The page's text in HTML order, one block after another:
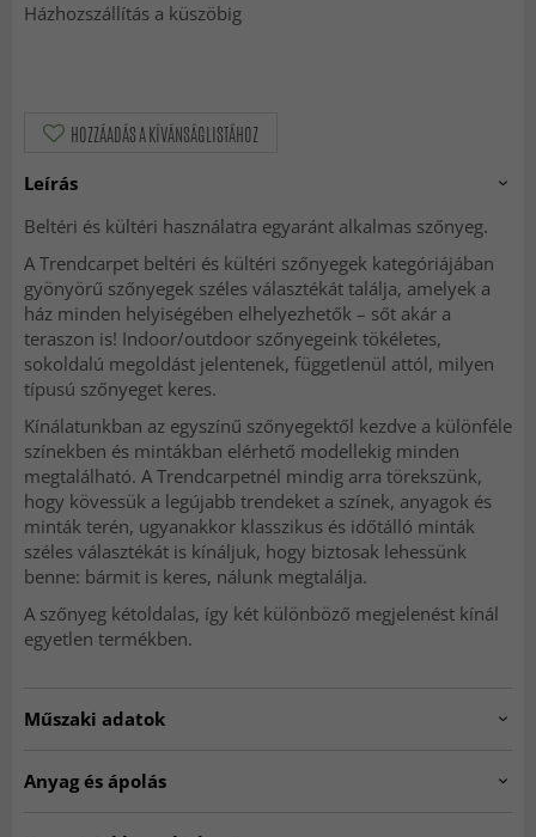
Házhozszállítás a küszöbig
HOZZÁADÁS A KÍVÁNSÁGLISTÁHOZ
Leírás
Beltéri és kültéri használatra egyaránt alkalmas szőnyeg.
A Trendcarpet beltéri és kültéri szőnyegek kategóriájában
gyönyörű szőnyegek széles választékát találja, amelyek a
ház minden helyiségében elhelyezhetők – sőt akár a
teraszon is! Indoor/outdoor szőnyegeink tökéletes,
sokoldalú megoldást jelentenek, függetlenül attól, milyen
típusú szőnyeget keres.
Kínálatunkban az egyszínű szőnyegektől kezdve a különféle
színekben és mintákban elérhető modellekig minden
megtalálható. A Trendcarpetnél mindig arra törekszünk,
hogy kövessük a legújabb trendeket a színek, anyagok és
minták terén, ugyanakkor klasszikus és időtálló minták
széles választékát is kínáljuk, hogy biztosak lehessünk
benne: bármit is keres, nálunk megtalálja.
A szőnyeg kétoldalas, így két különböző megjelenést kínál
egyetlen termékben.
Műszaki adatok
Anyag és ápolás